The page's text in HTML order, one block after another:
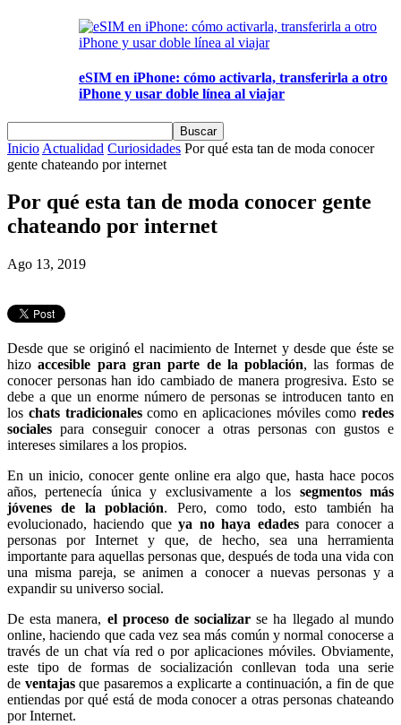
eSIM en iPhone: cómo activarla, transferirla a otro
iPhone y usar doble línea al viajar
Inicio Actualidad Curiosidades Por qué esta tan de moda conocer
gente chateando por internet
Por qué esta tan de moda conocer gente
chateando por internet
Ago 13, 2019
Desde que se originó el nacimiento de Internet y desde que éste se
hizoaccesible para gran parte de la población, las formas de
conocer personas han ido cambiado de manera progresiva. Esto se
debe a que un enorme número de personas se introducen tanto en
los chats tradicionalescomo en aplicaciones móviles como redes
sociales para conseguir conocer a otras personas con gustos e
intereses similares a los propios.
En un inicio, conocer gente online era algo que, hasta hace pocos
años, pertenecía única y exclusivamente a los segmentos más
jóvenes de la población. Pero, como todo, esto también ha
evolucionado, haciendo queya no haya edadespara conocer a
personas por Internet y que, de hecho, sea una herramienta
importante para aquellas personas que, después de toda una vida con
una misma pareja, se animen a conocer a nuevas personas y a
expandir su universo social.
De esta manera, el proceso de socializar se ha llegado al mundo
online, haciendo que cada vez sea más común y normal conocerse a
través de un chat vía red o por aplicaciones móviles. Obviamente,
este tipo de formas de socialización conllevan toda una serie
de ventajasque pasaremos a explicarte a continuación, a fin de que
entiendas por qué está de moda conocer a otras personas chateando
por Internet.